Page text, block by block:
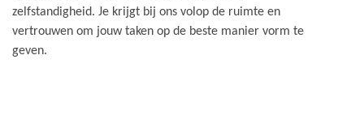
zelfstandigheid. Je krijgt bij ons volop de ruimte en
vertrouwen om jouw taken op de beste manier vorm te
geven.